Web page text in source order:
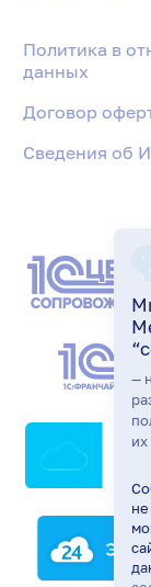
—
Политика в
данных
Договор
Сведения об